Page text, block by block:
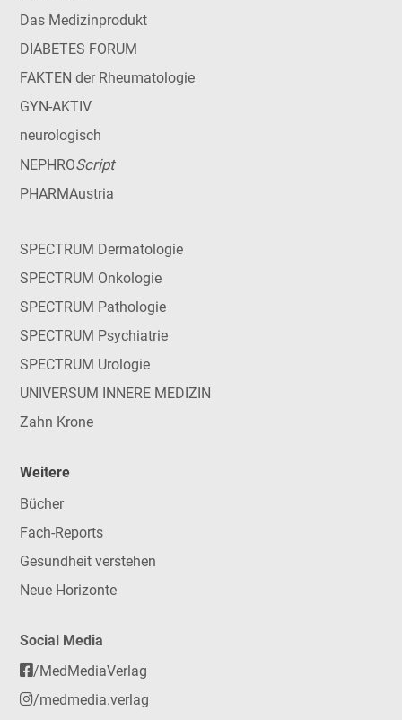
Das Medizinprodukt
DIABETES FORUM
FAKTEN der Rheumatologie
GYN-AKTIV
neurologisch
NEPHROScript
PHARMAustria
SPECTRUM Dermatologie
SPECTRUM Onkologie
SPECTRUM Pathologie
SPECTRUM Psychiatrie
SPECTRUM Urologie
UNIVERSUM INNERE MEDIZIN
Zahn Krone
Weitere
Bücher
Fach-Reports
Gesundheit verstehen
Neue Horizonte
Social Media
/MedMediaVerlag
/medmedia.verlag